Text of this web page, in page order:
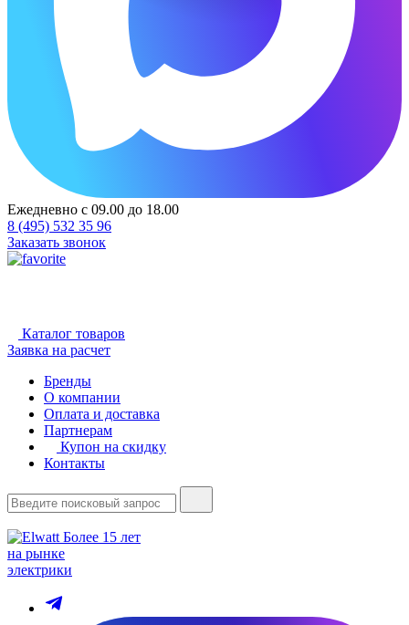
Ежедневно с 09.00 до 18.00
8 (495) 532 35 96
Заказать звонок
Каталог товаров
Заявка на расчет
Бренды
О компании
Оплата и доставка
Партнерам
Купон на скидку
Контакты
Более 15 лет
на рынке
электрики